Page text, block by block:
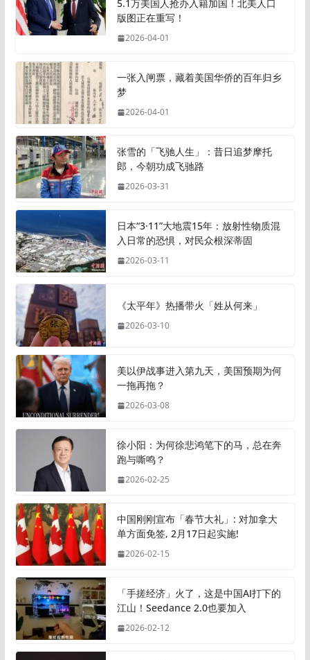
5.1万美国人抢办入籍加国！北美人口
版图正在重写！
2026-04-01
一张入闸票，藏着美国华侨的百年归乡
梦
2026-04-01
张雪的「飞驰人生」：昔日追梦摩托
郎，今朝功成飞驰路
2026-03-31
日本“3·11”大地震15年：放射性物质混
入日常的恐惧，对民众根深蒂固
2026-03-11
《太平年》热播带火「姓从何来」
2026-03-10
美以伊战事进入第九天，美国预期为何
一拖再拖？
2026-03-08
徐小阳：为何徐悲鸿笔下的马，总在奔
跑与嘶鸣？
2026-02-25
中国刚刚宣布「春节大礼」: 对加拿大
单方面免签, 2月17日起实施!
2026-02-15
「手搓经济」火了，这是中国AI打下的
江山！Seedance 2.0也要加入
2026-02-12